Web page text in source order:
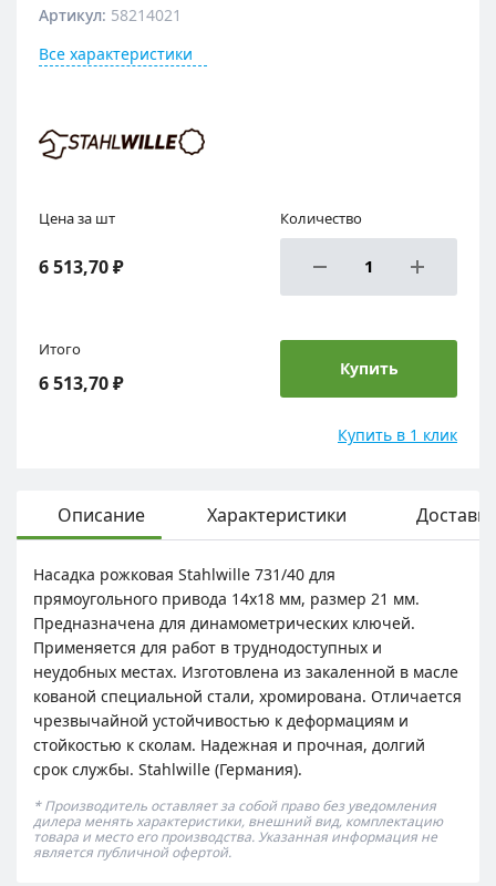
Артикул: 58214021
Все характеристики
Цена за шт
6 513,70 ₽
Количество
Итого
6 513,70 ₽
Купить
Купить в 1 клик
Описание Характеристики Доставка
Насадка рожковая Stahlwille 731/40 для
прямоугольного привода 14х18 мм, размер 21 мм.
Предназначена для динамометрических ключей.
Применяется для работ в труднодоступных и
неудобных местах. Изготовлена из закаленной в масле
кованой специальной стали, хромирована. Отличается
чрезвычайной устойчивостью к деформациям и
стойкостью к сколам. Надежная и прочная, долгий
срок службы. Stahlwille (Германия).
* Производитель оставляет за собой право без уведомления
дилера менять характеристики, внешний вид, комплектацию
товара и место его производства. Указанная информация не
является публичной офертой.